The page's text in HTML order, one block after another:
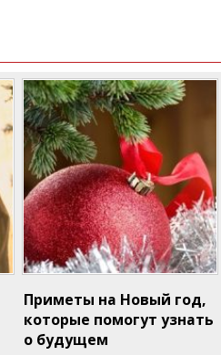
Приметы на Новый год,
которые помогут узнать
о будущем